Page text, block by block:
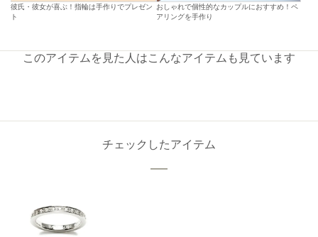
彼氏・彼女が喜ぶ！指輪は手作りでプレゼン
ト
おしゃれで個性的なカップルにおすすめ！ペ
アリングを手作り
このアイテムを見た人はこんなアイテムも見ています
チェックしたアイテム